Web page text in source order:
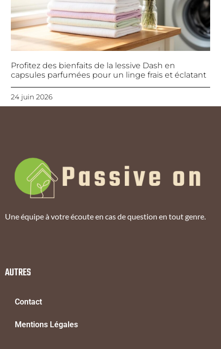
Profitez des bienfaits de la lessive Dash en
capsules parfumées pour un linge frais et éclatant
24 juin 2026
Une équipe à votre écoute en cas de question en tout genre.
AUTRES
Contact
Mentions Légales